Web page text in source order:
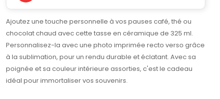
Ajoutez une touche personnelle à vos pauses café, thé ou
chocolat chaud avec cette tasse en céramique de 325 ml.
Personnalisez-la avec une photo imprimée recto verso grâce
à la sublimation, pour un rendu durable et éclatant. Avec sa
poignée et sa couleur intérieure assorties, c'est le cadeau
idéal pour immortaliser vos souvenirs.